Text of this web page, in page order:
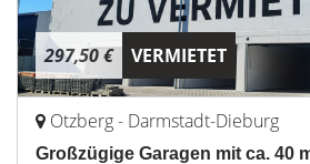
297,50 € VERMIETET
Otzberg - Darmstadt-Dieburg
Großzügige Garagen mit ca. 40